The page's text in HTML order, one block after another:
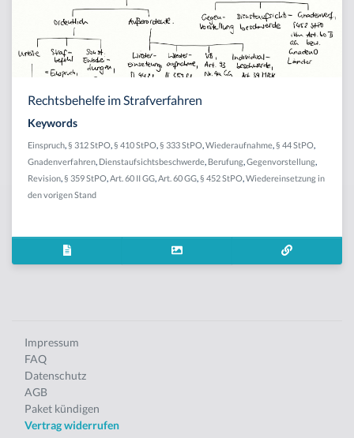
Rechtsbehelfe im Strafverfahren
Keywords
Einspruch § 312 StPO § 410 StPO § 333 StPO Wiederaufnahme § 44 StPO
Gnadenverfahren Dienstaufsichtsbeschwerde Berufung Gegenvorstellung
Revision § 359 StPO Art. 60 II GG Art. 60 GG § 452 StPO Wiedereinsetzung in
den vorigen Stand
Impressum
FAQ
Datenschutz
AGB
Paket kündigen
Vertrag widerrufen